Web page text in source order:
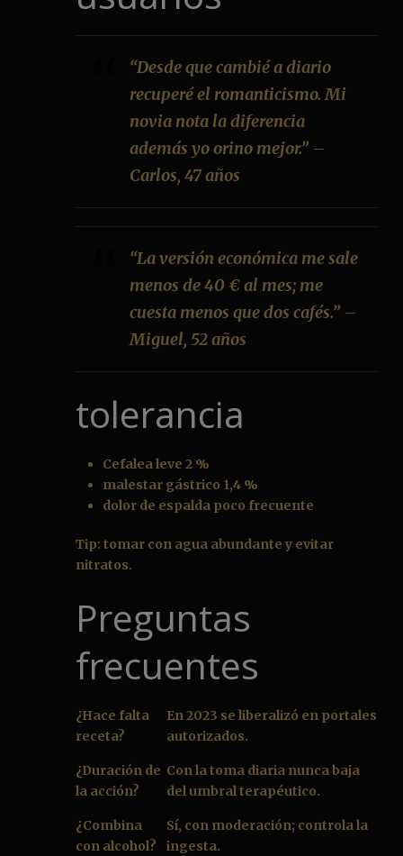
“Desde que cambié a diario
recuperé el romanticismo. Mi
novia nota la diferencia
además yo orino mejor.” –
Carlos, 47 años
“La versión económica me sale
menos de 40 € al mes; me
cuesta menos que dos cafés.” –
Miguel, 52 años
tolerancia
Cefalea leve 2 %
malestar gástrico 1,4 %
dolor de espalda poco frecuente
Tip: tomar con agua abundante y evitar
nitratos.
Preguntas
frecuentes
¿Hace falta
receta?
En 2023 se liberalizó en portales
autorizados.
¿Duración de
la acción?
Con la toma diaria nunca baja
del umbral terapéutico.
¿Combina
con alcohol?
Sí, con moderación; controla la
ingesta.